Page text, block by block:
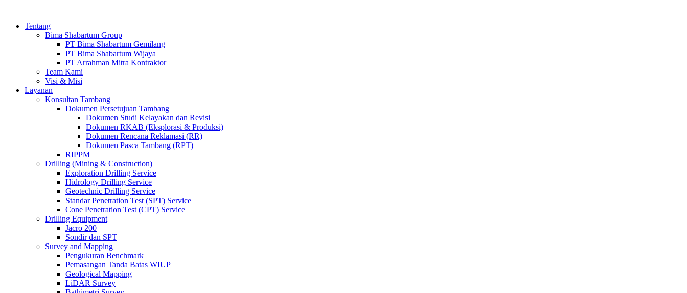
Tentang
Bima Shabartum Group
PT Bima Shabartum Gemilang
PT Bima Shabartum Wijaya
PT Arrahman Mitra Kontraktor
Team Kami
Visi & Misi
Layanan
Konsultan Tambang
Dokumen Persetujuan Tambang
Dokumen Studi Kelayakan dan Revisi
Dokumen RKAB (Eksplorasi & Produksi)
Dokumen Rencana Reklamasi (RR)
Dokumen Pasca Tambang (RPT)
RIPPM
Drilling (Mining & Construction)
Exploration Drilling Service
Hidrology Drilling Service
Geotechnic Drilling Service
Standar Penetration Test (SPT) Service
Cone Penetration Test (CPT) Service
Drilling Equipment
Jacro 200
Sondir dan SPT
Survey and Mapping
Pengukuran Benchmark
Pemasangan Tanda Batas WIUP
Geological Mapping
LiDAR Survey